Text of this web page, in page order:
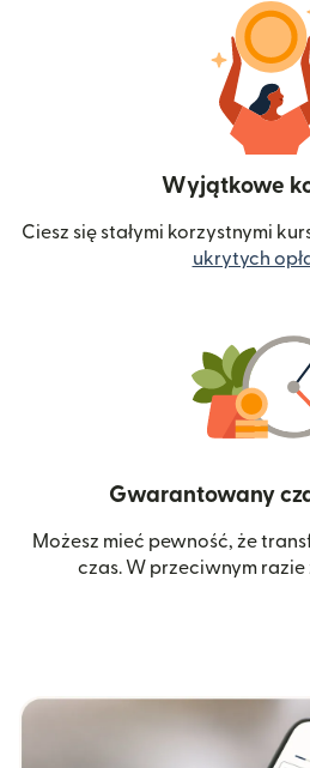
Wyjątkowe
Ciesz się stałymi korzystnymi
ukrytych
Gwarantowany
Możesz mieć pewność, że
czas. W przeciwnym razie